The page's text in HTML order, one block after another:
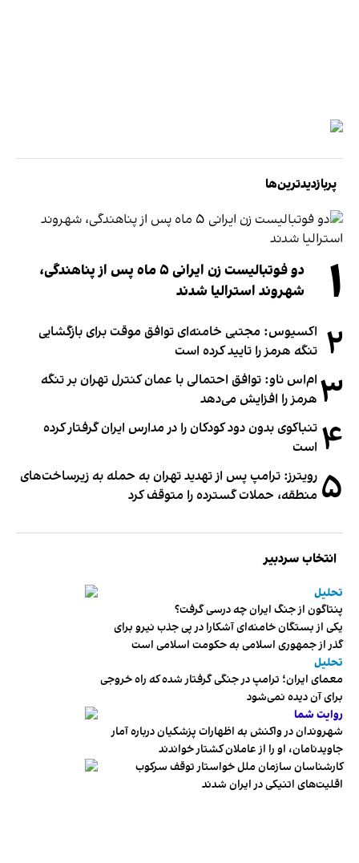
پربازدیدترین‌ها
۱
دو فوتبالیست زن ایرانی ۵ ماه پس از پناهندگی،
شهروند استرالیا شدند
۲ اکسیوس: مجتبی خامنه‌ای توافق موقت برای بازگشایی
تنگه هرمز را تایید کرده است
۳ ام‌اس ناو: توافق احتمالی با عمان کنترل تهران بر تنگه
هرمز را افزایش می‌دهد
۴ تنباکوی بدون دود کودکان را در مدارس ایران گرفتار کرده
است
۵ رویترز: ترامپ پس از تهدید تهران به حمله به زیرساخت‌های
منطقه، حملات گسترده را متوقف کرد
انتخاب سردبیر
تحلیل
پنتاگون از جنگ ایران چه درسی گرفت؟
یکی از بستگان خامنه‌ای آشکارا در پی جذب نیرو برای
گذر از جمهوری اسلامی به حکومت اسلامی است
تحلیل
معمای ایران؛ ترامپ در جنگی گرفتار شده که راه خروجی
برای آن دیده نمی‌شود
روایت شما
شهروندان در واکنش به اظهارات پزشکیان درباره آمار
جاویدنامان، او را از عاملان کشتار خواندند
کارشناسان سازمان ملل خواستار توقف سرکوب
اقلیت‌های اتنیکی در ایران شدند